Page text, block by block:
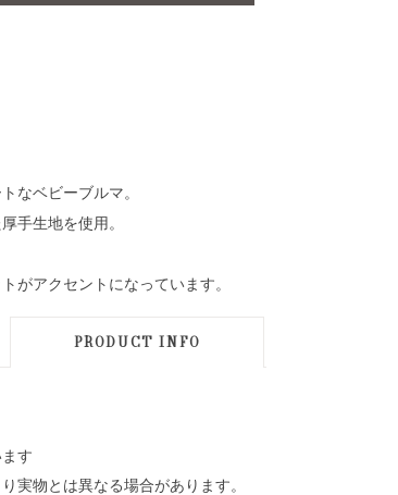
なベビーブルマ。
手生地を使用。
がアクセントになっています。
PRODUCT INFO
す
実物とは異なる場合があります。